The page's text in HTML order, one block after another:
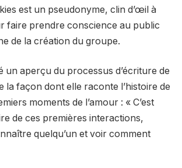
est un pseudonyme, clin d’œil à
faire prendre conscience au public
de la création du groupe.
un aperçu du processus d’écriture de
la façon dont elle raconte l’histoire de
moments de l’amour : « C’est
de ces premières interactions,
quelqu’un et voir comment